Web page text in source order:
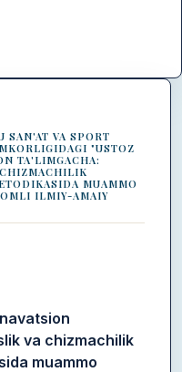
SAN'AT VA SPORT
"USTOZ
TA'LIMGACHA:
MUAMMO
ILMIY-AMAIY
va chizmachilik
muammo